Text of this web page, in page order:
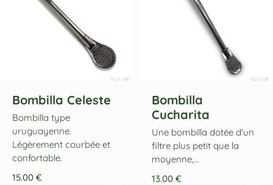
Bombilla Celeste
Bombilla type
uruguayenne.
Légèrement courbée et
confortable.
15.00 €
Bombilla
Cucharita
Une bombilla dotée d'un
filtre plus petit que la
moyenne,...
13.00 €